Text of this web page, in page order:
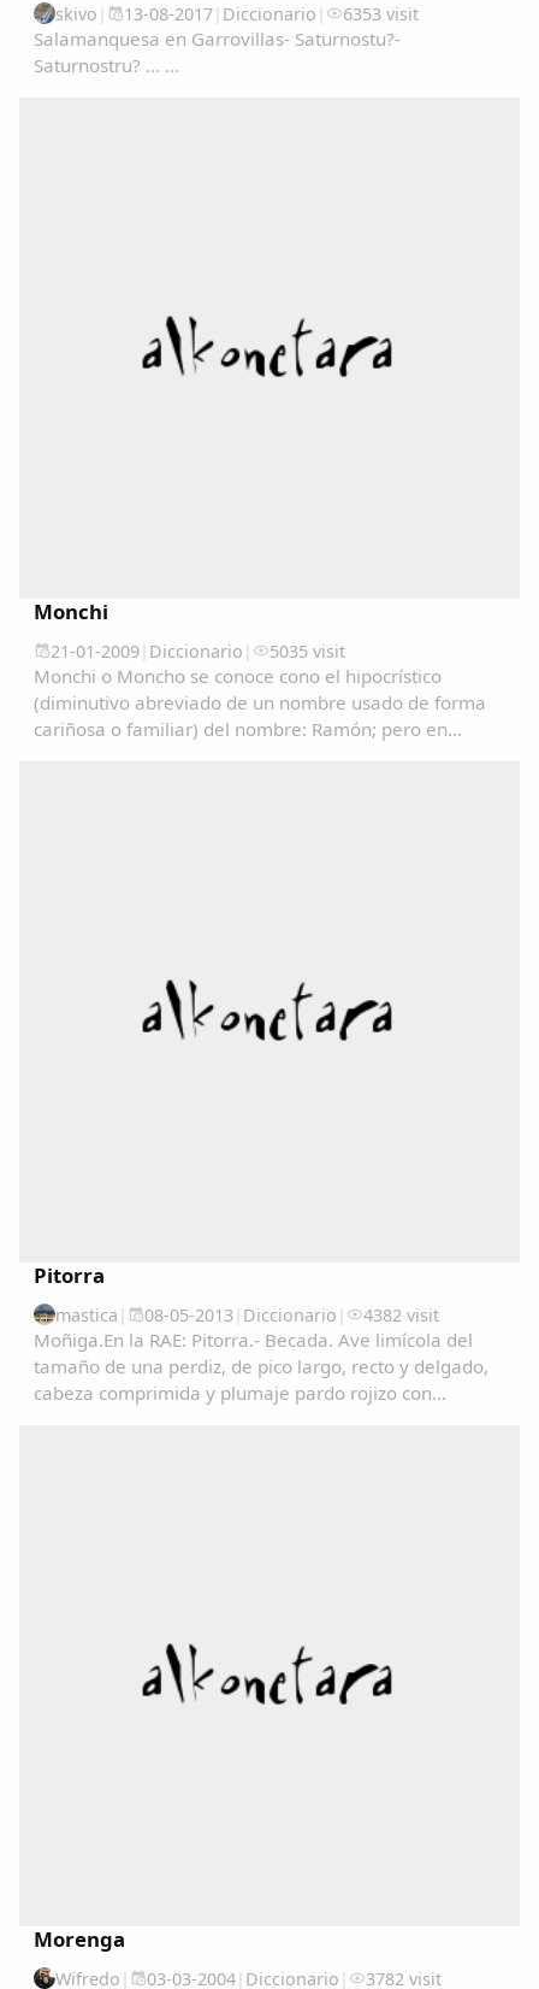
skivo | 13-08-2017| Diccionario | 6353 visit
Salamanquesa en Garrovillas- Saturnostu?-
Saturnostru? ... ...
Monchi
21-01-2009| Diccionario | 5035 visit
Monchi o Moncho se conoce cono el hipocrístico
(diminutivo abreviado de un nombre usado de forma
cariñosa o familiar) del nombre: Ramón; pero en
Pitorra
mastica | 08-05-2013| Diccionario | 4382 visit
Moñiga.En la RAE: Pitorra.- Becada. Ave limícola del
tamaño de una perdiz, de pico largo, recto y delgado,
cabeza comprimida y plumaje pardo rojizo con
Morenga
Wifredo | 03-03-2004| Diccionario | 3782 visit
Compartir en Facebook